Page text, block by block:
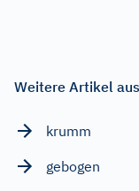
Weitere Artikel
krumm
gebogen